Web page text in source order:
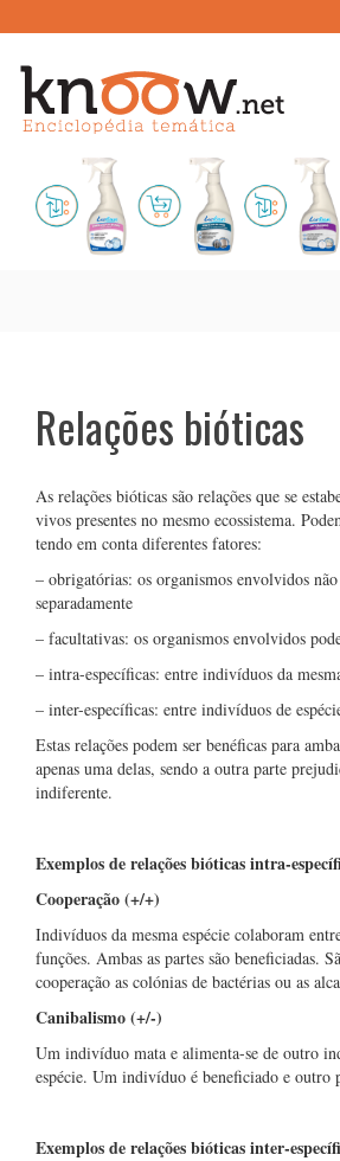
Relações bióticas
As relações bióticas são relações que se
vivos presentes no mesmo ecossistema.
tendo em conta diferentes fatores:
– obrigatórias: os organismos envolvidos
separadamente
– facultativas: os organismos envolvidos
– intra-específicas: entre indivíduos da
– inter-específicas: entre indivíduos de
Estas relações podem ser benéficas para
apenas uma delas, sendo a outra parte
indiferente.
Exemplos de relações bióticas intra-
Cooperação (+/+)
Indivíduos da mesma espécie colaboram
funções. Ambas as partes são beneficiadas.
cooperação as colónias de bactérias ou as
Canibalismo (+/-)
Um indivíduo mata e alimenta-se de outro
espécie. Um indivíduo é beneficiado e outro
Exemplos de relações bióticas inter-